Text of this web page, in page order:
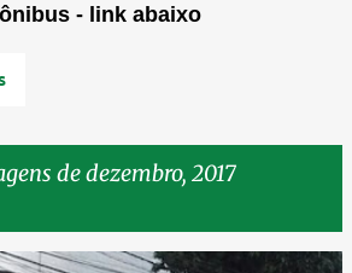
- link abaixo
de dezembro, 2017